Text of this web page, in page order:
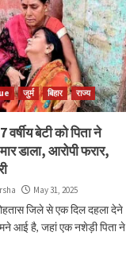
जुर्म बिहार राज्य
वर्षीय बेटी को पिता ने
डाला, आरोपी फरार,
May 31, 2025
जिले से एक दिल दहला देने
आई है, जहां एक नशेड़ी पिता ने